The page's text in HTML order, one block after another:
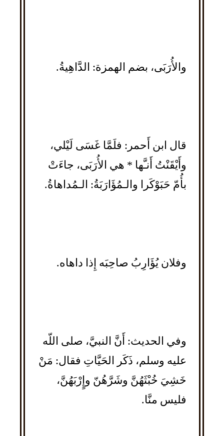
والأُرَبَى، بضم الهمزة: الدَّاهِيةُ.
قال ابن أَحمر: فلَمَّا غَسَى لَيْلي،
وأَيْقَنْتُ أَنـَّها * هي الأُرَبَى، جاءَتْ
بأُمّ حَبَوْكَرا والـمُؤَارَبَةُ: الـمُداهاةُ.
وفلان يُؤَارِبُ صاحِبَه إِذا داهاه.
وفي الحديث: أَنَّ النبيَّ، صلى اللّه
عليه وسلم، ذَكَر الحَيَّاتِ فقال: مَنْ
خَشِيَ خُبْثَهُنَّ وشَرَّهُنّ وإٍرْبَهُنَّ،
فليس منَّا.